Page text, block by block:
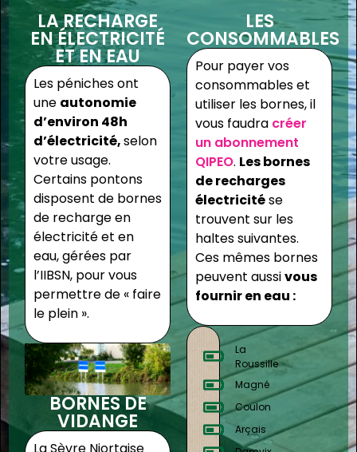
LA RECHARGE
EN ÉLECTRICITÉ
ET EN EAU
Les péniches ont
une autonomie
d’environ 48h
d’électricité,selon
votre usage.
Certains pontons
disposent de bornes
de recharge en
électricité et en
eau, gérées par
l’IIBSN, pour vous
permettre de « faire
le plein ».
BORNES DE
VIDANGE
LES
CONSOMMABLES
Pour payer vos
consommables et
utiliser les bornes, il
vous faudra créer
un abonnement
QIPEO. Les bornes
de recharges
électricitése
trouvent sur les
haltes suivantes.
Ces mêmes bornes
peuvent aussivous
fournir en eau :
La
Roussille
Magné
Coulon
Arçais